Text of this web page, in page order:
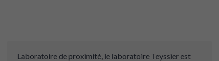
Laboratoire de proximité, le laboratoire Teyssier est